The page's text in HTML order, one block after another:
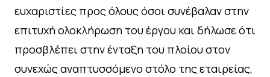
ευχαριστίες προς όλους όσοι συνέβαλαν στην
επιτυχή ολοκλήρωση του έργου και δήλωσε ότι
προσβλέπει στην ένταξη του πλοίου στον
συνεχώς αναπτυσσόμενο στόλο της εταιρείας,